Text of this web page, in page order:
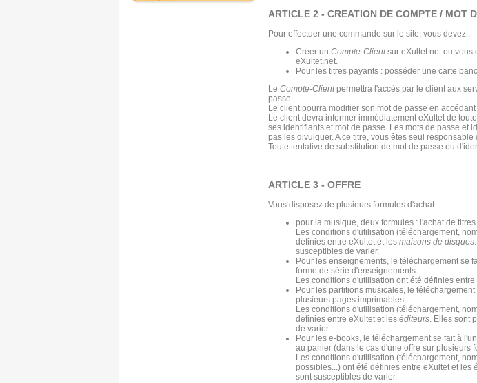
ARTICLE 2 - CREATION DE COMPTE / MOT
Pour effectuer une commande sur le site, vous devez :
Créer un Compte-Clientsur eXultet.net ou vous
eXultet.net.
Pour les titres payants : posséder une carte
Le Compte-Clientpermettra l'accès par le client aux
passe.
Le client pourra modifier son mot de passe en
Le client devra informer immédiatement eXultet de
ses identifiants et mot de passe. Les mots de passe et
pas les divulguer. A ce titre, vous êtes seul
Toute tentative de substitution de mot de passe ou
ARTICLE 3 - OFFRE
Vous disposez de plusieurs formules d'achat :
pour la musique, deux formules : l'achat de
Les conditions d'utilisation (téléchargement,
définies entre eXultet et les maisons de disques
susceptibles de varier.
Pour les enseignements, le téléchargement se
forme de série d'enseignements.
Les conditions d'utilisation ont été définies
Pour les partitions musicales, le
plusieurs pages imprimables.
Les conditions d'utilisation (téléchargement,
définies entre eXultet et les éditeurs. Elles sont
de varier.
Pour les e-books, le téléchargement se fait à
au panier (dans le cas d'une offre sur plusieurs
Les conditions d'utilisation (téléchargement,
possibles...) ont été définies entre eXultet et les
sont susceptibles de varier.